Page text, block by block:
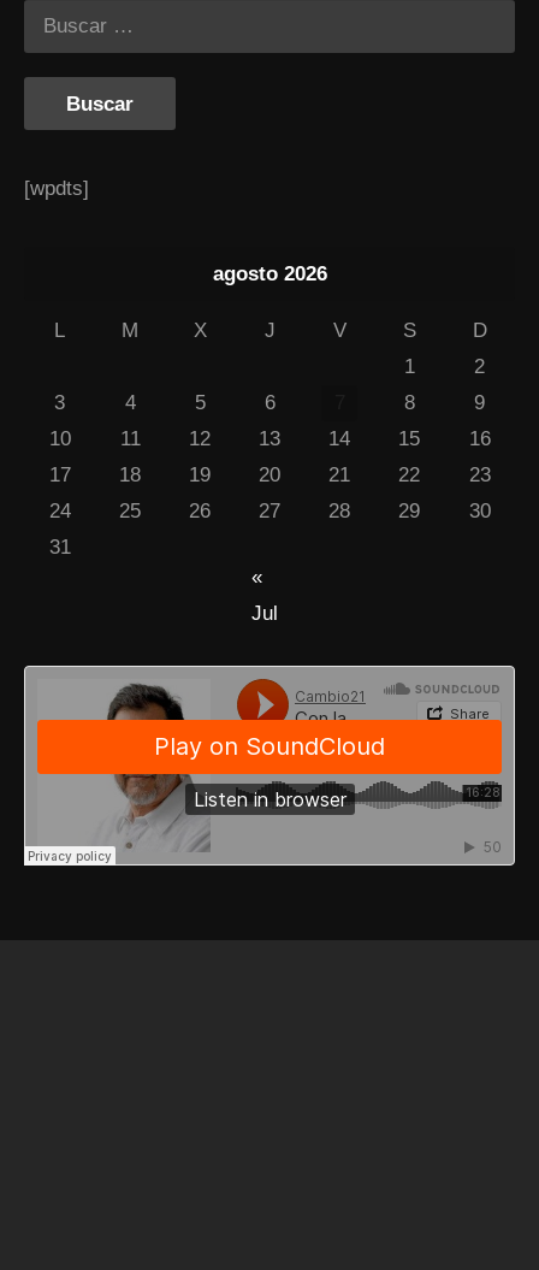
[wpdts]
agosto 2026
L M X J V S
D
1
2
3
4 5 6 8
9
10
11 12 13 14 15
16
17
18 19 20 21 22
23
24
25 26 27 28 29
30
31
«
Jul